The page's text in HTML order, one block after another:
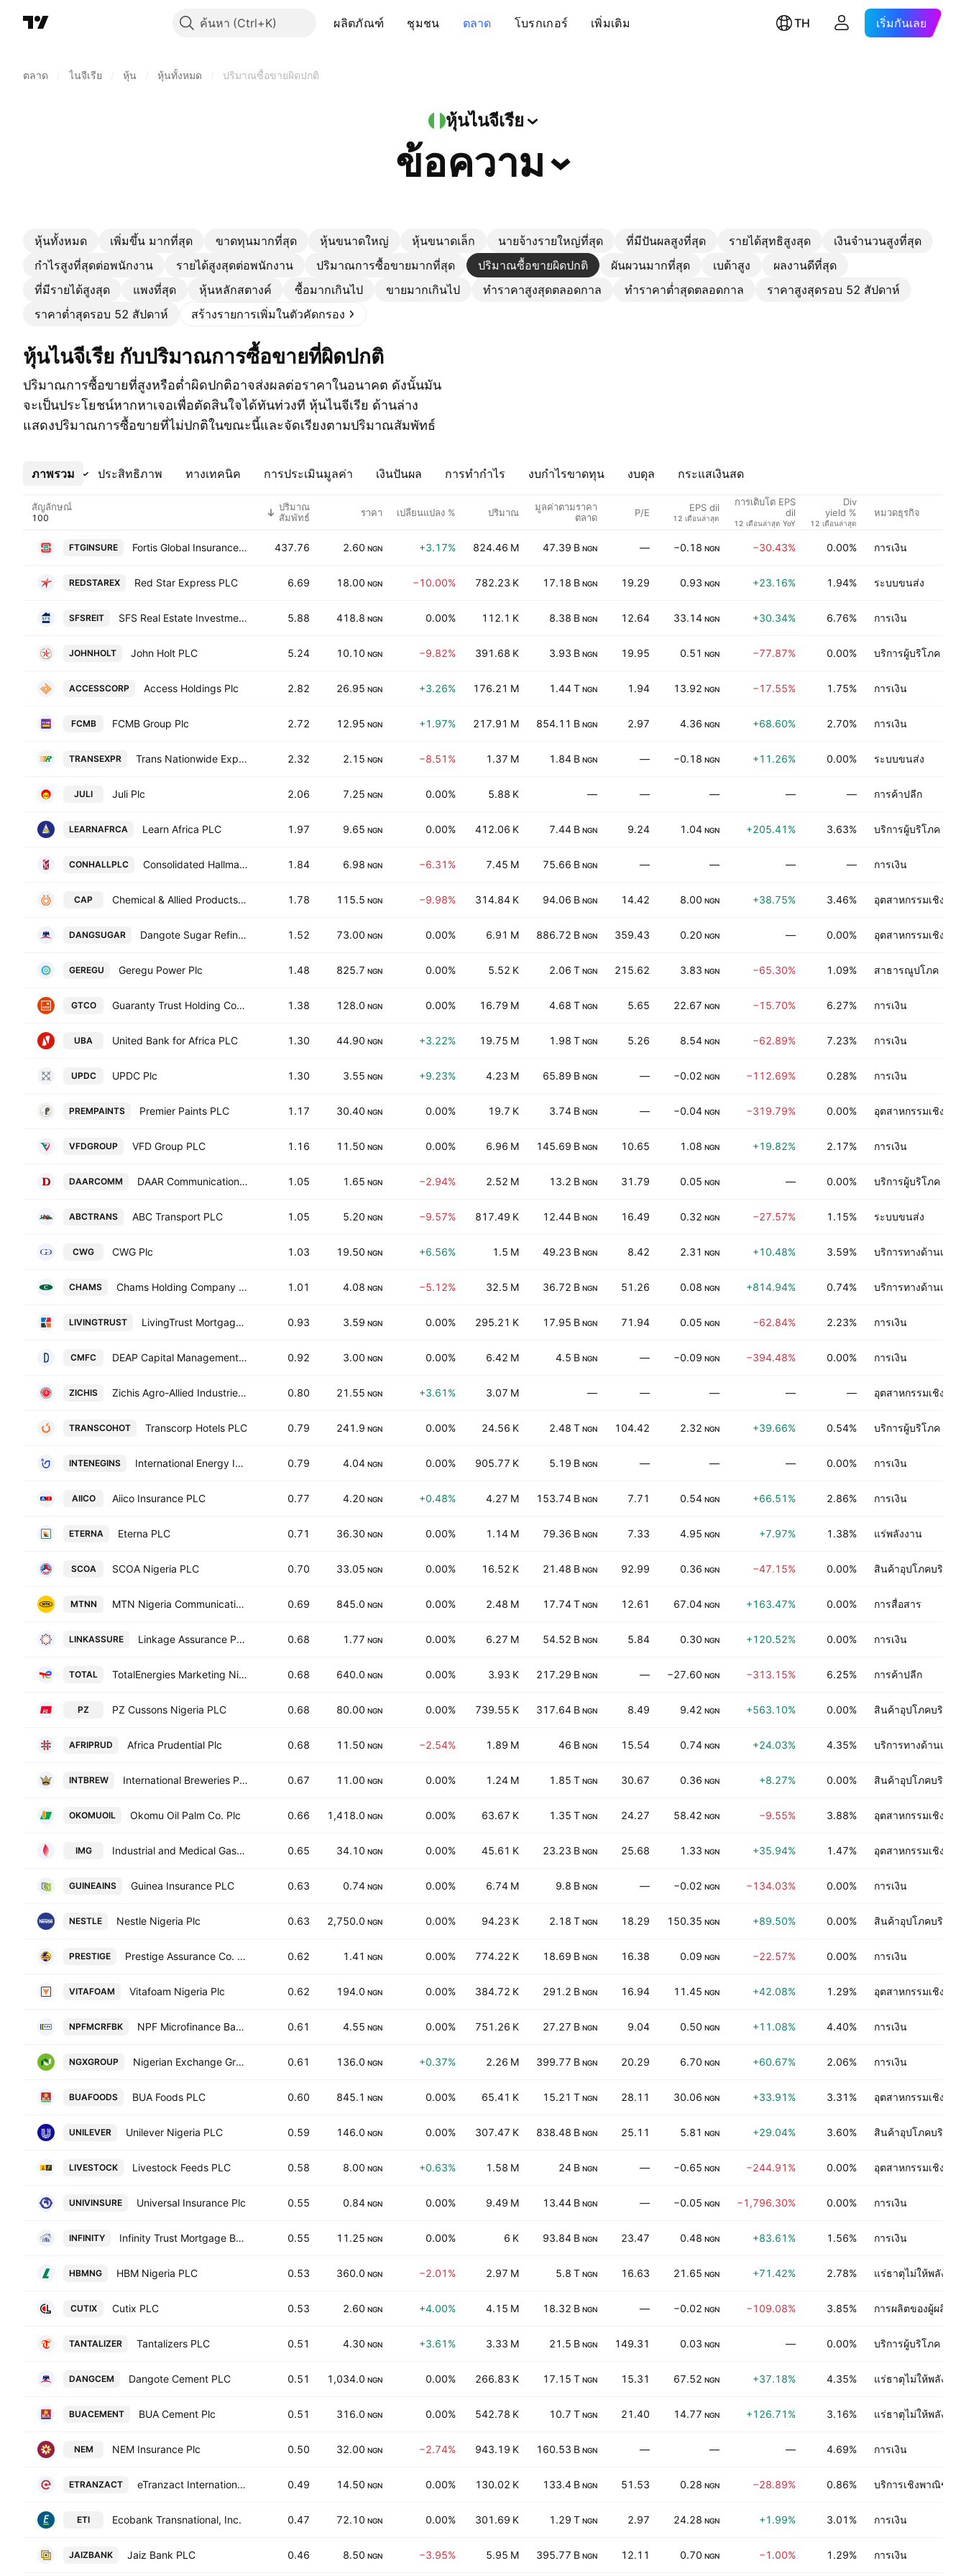
ค้นหา ผลิตภัณฑ์ ชุมชน ตลาด โบรกเกอร์ เพิ่มเติม TH เริ่มกันเลย
ตลาด ไนจีเรีย หุ้น หุ้นทั้งหมด ปริมาณซื้อขายผิดปกติ
หุ้นไนจีเรีย
ข้อความ
หุ้นทั้งหมด เพิ่มขึ้น มากที่สุด ขาดทุนมากที่สุด หุ้นขนาดใหญ่ หุ้นขนาดเล็ก นายจ้างรายใหญ่ที่สุด ที่มีปันผลสูงที่สุด รายได้สุทธิสูงสุด
เงินจำนวนสูงที่สุด
กำไรสูงที่สุดต่อพนักงาน
รายได้สูงสุดต่อพนักงาน ปริมาณการซื้อขายมากที่สุด ปริมาณซื้อขายผิดปกติ ผันผวนมากที่สุด เบต้าสูง
ผลงานดีที่สุด
ที่มีรายได้สูงสุด
แพงที่สุด หุ้นหลักสตางค์ ซื้อมากเกินไป ขายมากเกินไป ทำราคาสูงสุดตลอดกาล ทำราคาต่ำสุดตลอดกาล
ราคาสูงสุดรอบ 52 สัปดาห์
ราคาต่ำสุดรอบ 52 สัปดาห์
สร้างรายการเพิ่มในตัวคัดกรอง
หุ้นไนจีเรีย กับปริมาณการซื้อขายที่ผิดปกติ
ปริมาณการซื้อขายที่สูงหรือต่ำผิดปกติอาจส่งผลต่อราคาในอนาคต ดังนั้นมัน
จะเป็นประโยชน์หากหาเจอเพื่อตัดสินใจได้ทันท่วงที หุ้นไนจีเรีย ด้านล่าง
แสดงปริมาณการซื้อขายที่ไม่ปกติในขณะนี้และจัดเรียงตามปริมาณสัมพัทธ์
ภาพรวม ประสิทธิภาพ ทางเทคนิค การประเมินมูลค่า เงินปันผล การทำกำไร งบกำไรขาดทุน งบดุล กระแสเงินสด
เพิ่มเติม
สัญลักษณ์
ปริมาณ
สัมพัทธ์
ราคา เปลี่ยนแปลง % ปริมาณ
มูลค่าตามราคา
ตลาด
P/E EPS dil
12 เดือนล่าสุด
การเติบโต EPS
dil
12 เดือนล่าสุด YoY
Div
yield %
12 เดือนล่าสุด
หมวดธุรกิจ
FTGINSURE Fortis Global Insurance Plc 437.76 2.60 NGN +3.17% 824.46 M 47.39 B NGN — −0.18 NGN −30.43% 0.00% การเงิน
REDSTAREX Red Star Express PLC 6.69 18.00 NGN −10.00% 782.23 K 17.18 B NGN 19.29 0.93 NGN +23.16% 1.94% ระบบขนส่ง
SFSREIT SFS Real Estate Investment Trust 5.88 418.8 NGN 0.00% 112.1 K 8.38 B NGN 12.64 33.14 NGN +30.34% 6.76% การเงิน
JOHNHOLT John Holt PLC 5.24 10.10 NGN −9.82% 391.68 K 3.93 B NGN 19.95 0.51 NGN −77.87% 0.00% บริการผู้บริโภค
ACCESSCORP Access Holdings Plc 2.82 26.95 NGN +3.26% 176.21 M 1.44 T NGN 1.94 13.92 NGN −17.55% 1.75% การเงิน
FCMB FCMB Group Plc 2.72 12.95 NGN +1.97% 217.91 M 854.11 B NGN 2.97 4.36 NGN +68.60% 2.70% การเงิน
TRANSEXPR Trans Nationwide Express Plc 2.32 2.15 NGN −8.51% 1.37 M 1.84 B NGN — −0.18 NGN +11.26% 0.00% ระบบขนส่ง
JULI Juli Plc 2.06 7.25 NGN 0.00% 5.88 K — — — — — การค้าปลีก
LEARNAFRCA Learn Africa PLC 1.97 9.65 NGN 0.00% 412.06 K 7.44 B NGN 9.24 1.04 NGN +205.41% 3.63% บริการผู้บริโภค
CONHALLPLC Consolidated Hallmark Holdings Plc 1.84 6.98 NGN −6.31% 7.45 M 75.66 B NGN — — — — การเงิน
CAP Chemical & Allied Products Plc 1.78 115.5 NGN −9.98% 314.84 K 94.06 B NGN 14.42 8.00 NGN +38.75% 3.46% อุตสาหกรรมเชิงกระ
DANGSUGAR Dangote Sugar Refinery PLC 1.52 73.00 NGN 0.00% 6.91 M 886.72 B NGN 359.43 0.20 NGN — 0.00% อุตสาหกรรมเชิงกระ
GEREGU Geregu Power Plc 1.48 825.7 NGN 0.00% 5.52 K 2.06 T NGN 215.62 3.83 NGN −65.30% 1.09% สาธารณูปโภค
GTCO Guaranty Trust Holding Company Plc 1.38 128.0 NGN 0.00% 16.79 M 4.68 T NGN 5.65 22.67 NGN −15.70% 6.27% การเงิน
UBA United Bank for Africa PLC 1.30 44.90 NGN +3.22% 19.75 M 1.98 T NGN 5.26 8.54 NGN −62.89% 7.23% การเงิน
UPDC UPDC Plc 1.30 3.55 NGN +9.23% 4.23 M 65.89 B NGN — −0.02 NGN −112.69% 0.28% การเงิน
PREMPAINTS Premier Paints PLC 1.17 30.40 NGN 0.00% 19.7 K 3.74 B NGN — −0.04 NGN −319.79% 0.00% อุตสาหกรรมเชิงกระ
VFDGROUP VFD Group PLC 1.16 11.50 NGN 0.00% 6.96 M 145.69 B NGN 10.65 1.08 NGN +19.82% 2.17% การเงิน
DAARCOMM DAAR Communications PLC 1.05 1.65 NGN −2.94% 2.52 M 13.2 B NGN 31.79 0.05 NGN — 0.00% บริการผู้บริโภค
ABCTRANS ABC Transport PLC 1.05 5.20 NGN −9.57% 817.49 K 12.44 B NGN 16.49 0.32 NGN −27.57% 1.15% ระบบขนส่ง
CWG CWG Plc 1.03 19.50 NGN +6.56% 1.5 M 49.23 B NGN 8.42 2.31 NGN +10.48% 3.59% บริการทางด้านเทคโ
CHAMS Chams Holding Company Plc 1.01 4.08 NGN −5.12% 32.5 M 36.72 B NGN 51.26 0.08 NGN +814.94% 0.74% บริการทางด้านเทคโ
LIVINGTRUST LivingTrust Mortgage Bank PLC 0.93 3.59 NGN 0.00% 295.21 K 17.95 B NGN 71.94 0.05 NGN −62.84% 2.23% การเงิน
CMFC DEAP Capital Management & Trust Plc 0.92 3.00 NGN 0.00% 6.42 M 4.5 B NGN — −0.09 NGN −394.48% 0.00% การเงิน
ZICHIS Zichis Agro-Allied Industries Plc 0.80 21.55 NGN +3.61% 3.07 M — — — — — อุตสาหกรรมเชิงกระ
TRANSCOHOT Transcorp Hotels PLC 0.79 241.9 NGN 0.00% 24.56 K 2.48 T NGN 104.42 2.32 NGN +39.66% 0.54% บริการผู้บริโภค
INTENEGINS International Energy Insurance Co. Plc 0.79 4.04 NGN 0.00% 905.77 K 5.19 B NGN — — — 0.00% การเงิน
AIICO Aiico Insurance PLC 0.77 4.20 NGN +0.48% 4.27 M 153.74 B NGN 7.71 0.54 NGN +66.51% 2.86% การเงิน
ETERNA Eterna PLC 0.71 36.30 NGN 0.00% 1.14 M 79.36 B NGN 7.33 4.95 NGN +7.97% 1.38% แร่พลังงาน
SCOA SCOA Nigeria PLC 0.70 33.05 NGN 0.00% 16.52 K 21.48 B NGN 92.99 0.36 NGN −47.15% 0.00% สินค้าอุปโภคบริโภค
MTNN MTN Nigeria Communications Plc 0.69 845.0 NGN 0.00% 2.48 M 17.74 T NGN 12.61 67.04 NGN +163.47% 0.00% การสื่อสาร
LINKASSURE Linkage Assurance PLC 0.68 1.77 NGN 0.00% 6.27 M 54.52 B NGN 5.84 0.30 NGN +120.52% 0.00% การเงิน
TOTAL TotalEnergies Marketing Nigeria Plc 0.68 640.0 NGN 0.00% 3.93 K 217.29 B NGN — −27.60 NGN −313.15% 6.25% การค้าปลีก
PZ PZ Cussons Nigeria PLC 0.68 80.00 NGN 0.00% 739.55 K 317.64 B NGN 8.49 9.42 NGN +563.10% 0.00% สินค้าอุปโภคบริโภค
AFRIPRUD Africa Prudential Plc 0.68 11.50 NGN −2.54% 1.89 M 46 B NGN 15.54 0.74 NGN +24.03% 4.35% บริการทางด้านเทคโ
INTBREW International Breweries PLC 0.67 11.00 NGN 0.00% 1.24 M 1.85 T NGN 30.67 0.36 NGN +8.27% 0.00% สินค้าอุปโภคบริโภค
OKOMUOIL Okomu Oil Palm Co. Plc 0.66 1,418.0 NGN 0.00% 63.67 K 1.35 T NGN 24.27 58.42 NGN −9.55% 3.88% อุตสาหกรรมเชิงกระ
IMG Industrial and Medical Gases Nigeria PLC 0.65 34.10 NGN 0.00% 45.61 K 23.23 B NGN 25.68 1.33 NGN +35.94% 1.47% อุตสาหกรรมเชิงกระ
GUINEAINS Guinea Insurance PLC 0.63 0.74 NGN 0.00% 6.74 M 9.8 B NGN — −0.02 NGN −134.03% 0.00% การเงิน
NESTLE Nestle Nigeria Plc 0.63 2,750.0 NGN 0.00% 94.23 K 2.18 T NGN 18.29 150.35 NGN +89.50% 0.00% สินค้าอุปโภคบริโภค
PRESTIGE Prestige Assurance Co. Plc 0.62 1.41 NGN 0.00% 774.22 K 18.69 B NGN 16.38 0.09 NGN −22.57% 0.00% การเงิน
VITAFOAM Vitafoam Nigeria Plc 0.62 194.0 NGN 0.00% 384.72 K 291.2 B NGN 16.94 11.45 NGN +42.08% 1.29% อุตสาหกรรมเชิงกระ
NPFMCRFBK NPF Microfinance Bank PLC 0.61 4.55 NGN 0.00% 751.26 K 27.27 B NGN 9.04 0.50 NGN +11.08% 4.40% การเงิน
NGXGROUP Nigerian Exchange Group PLC 0.61 136.0 NGN +0.37% 2.26 M 399.77 B NGN 20.29 6.70 NGN +60.67% 2.06% การเงิน
BUAFOODS BUA Foods PLC 0.60 845.1 NGN 0.00% 65.41 K 15.21 T NGN 28.11 30.06 NGN +33.91% 3.31% อุตสาหกรรมเชิงกระ
UNILEVER Unilever Nigeria PLC 0.59 146.0 NGN 0.00% 307.47 K 838.48 B NGN 25.11 5.81 NGN +29.04% 3.60% สินค้าอุปโภคบริโภค
LIVESTOCK Livestock Feeds PLC 0.58 8.00 NGN +0.63% 1.58 M 24 B NGN — −0.65 NGN −244.91% 0.00% อุตสาหกรรมเชิงกระ
UNIVINSURE Universal Insurance Plc 0.55 0.84 NGN 0.00% 9.49 M 13.44 B NGN — −0.05 NGN −1,796.30% 0.00% การเงิน
INFINITY Infinity Trust Mortgage Bank Plc 0.55 11.25 NGN 0.00% 6 K 93.84 B NGN 23.47 0.48 NGN +83.61% 1.56% การเงิน
HBMNG HBM Nigeria PLC 0.53 360.0 NGN −2.01% 2.97 M 5.8 T NGN 16.63 21.65 NGN +71.42% 2.78% แร่ธาตุไม่ให้พลังงาน
CUTIX Cutix PLC 0.53 2.60 NGN +4.00% 4.15 M 18.32 B NGN — −0.02 NGN −109.08% 3.85% การผลิตของผู้ผลิต
TANTALIZER Tantalizers PLC 0.51 4.30 NGN +3.61% 3.33 M 21.5 B NGN 149.31 0.03 NGN — 0.00% บริการผู้บริโภค
DANGCEM Dangote Cement PLC 0.51 1,034.0 NGN 0.00% 266.83 K 17.15 T NGN 15.31 67.52 NGN +37.18% 4.35% แร่ธาตุไม่ให้พลังงาน
BUACEMENT BUA Cement Plc 0.51 316.0 NGN 0.00% 542.78 K 10.7 T NGN 21.40 14.77 NGN +126.71% 3.16% แร่ธาตุไม่ให้พลังงาน
NEM NEM Insurance Plc 0.50 32.00 NGN −2.74% 943.19 K 160.53 B NGN — — — 4.69% การเงิน
ETRANZACT eTranzact International Plc 0.49 14.50 NGN 0.00% 130.02 K 133.4 B NGN 51.53 0.28 NGN −28.89% 0.86% บริการเชิงพาณิชย์
ETI Ecobank Transnational, Inc. 0.47 72.10 NGN 0.00% 301.69 K 1.29 T NGN 2.97 24.28 NGN +1.99% 3.01% การเงิน
JAIZBANK Jaiz Bank PLC 0.46 8.50 NGN −3.95% 5.95 M 395.77 B NGN 12.11 0.70 NGN −1.00% 1.29% การเงิน